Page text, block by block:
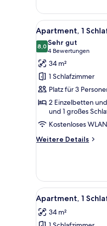
anzeigen
1
Schlafzimmer,
eingeschränkter
Meerblick
(Lateral
view,
3
adults)
Alle
Fotos
für
Apartment,
Schlafzimmer
(2
adults
and
child)
8
Apartment, 1
8,08,0 von 10
Sehr gut
4 Bewertungen
(4
Bewertungen)
34 m²
1 Schlafzimmer
Platz für 3
2 Einzelbetten
und 1 großes
Kostenloses WLAN
Weitere Details
Weitere
1
Schlafzimmer
(2
adults
and
Alle
Fotos
für
10
Apartment, 1
34 m²